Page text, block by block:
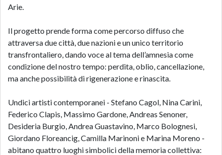
Arie.
Il progetto prende forma come percorso diffuso che
attraversa due città, due nazioni e un unico territorio
transfrontaliero, dando voce al tema dell’amnesia come
condizione del nostro tempo: perdita, oblio, cancellazione,
ma anche possibilità di rigenerazione e rinascita.
Undici artisti contemporanei - Stefano Cagol, Nina Carini,
Federico Clapis, Massimo Gardone, Andreas Senoner,
Desideria Burgio, Andrea Guastavino, Marco Bolognesi,
Giordano Floreancig, Camilla Marinoni e Marina Moreno -
abitano quattro luoghi simbolici della memoria collettiva: